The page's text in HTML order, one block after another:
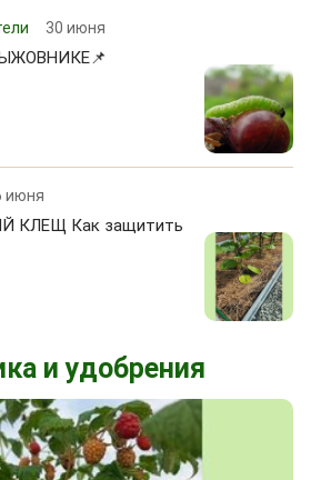
30 июня
июня
КЛЕЩ Как защитить
и удобрения